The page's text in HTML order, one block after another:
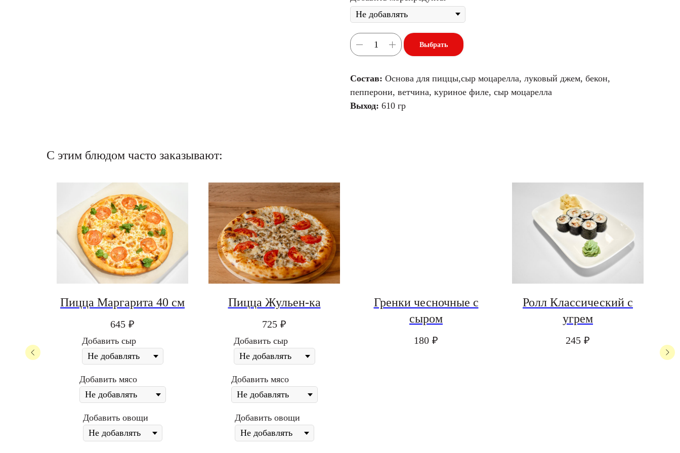
Выбрать
Состав: Основа для пиццы,сыр моцарелла, луковый джем, бекон,
пепперони, ветчина, куриное филе, сыр моцарелла
Выход: 610 гр
С этим блюдом часто заказывают:
Пицца Маргарита 40 см
645 ₽
Добавить сыр
Добавить мясо
Добавить овощи
Пицца Жульен-ка
725 ₽
Добавить сыр
Добавить мясо
Добавить овощи
Гренки чесночные с
сыром
180 ₽
Ролл Классический с
угрем
245 ₽